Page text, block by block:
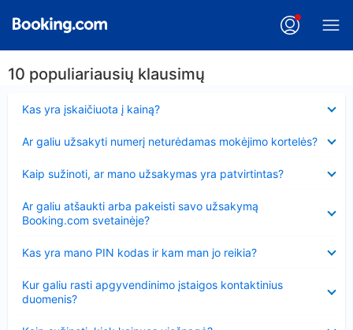
10 populiariausių klausimų
Kas yra įskaičiuota į kainą?
Ar galiu užsakyti numerį neturėdamas mokėjimo kortelės?
Kaip sužinoti, ar mano užsakymas yra patvirtintas?
Ar galiu atšaukti arba pakeisti savo užsakymą
Booking.com svetainėje?
Kas yra mano PIN kodas ir kam man jo reikia?
Kur galiu rasti apgyvendinimo įstaigos kontaktinius
duomenis?